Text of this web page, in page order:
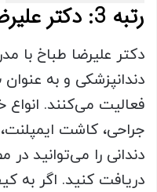
رتبه 3: دکتر علیرضا طباخ
دکتر علیرضا طباخ با
دندانپزشکی و به عنوان
فعالیت می‌کنند. انواع
جراحی، کاشت
دندانی را می‌توانید
دریافت کنید. اگر